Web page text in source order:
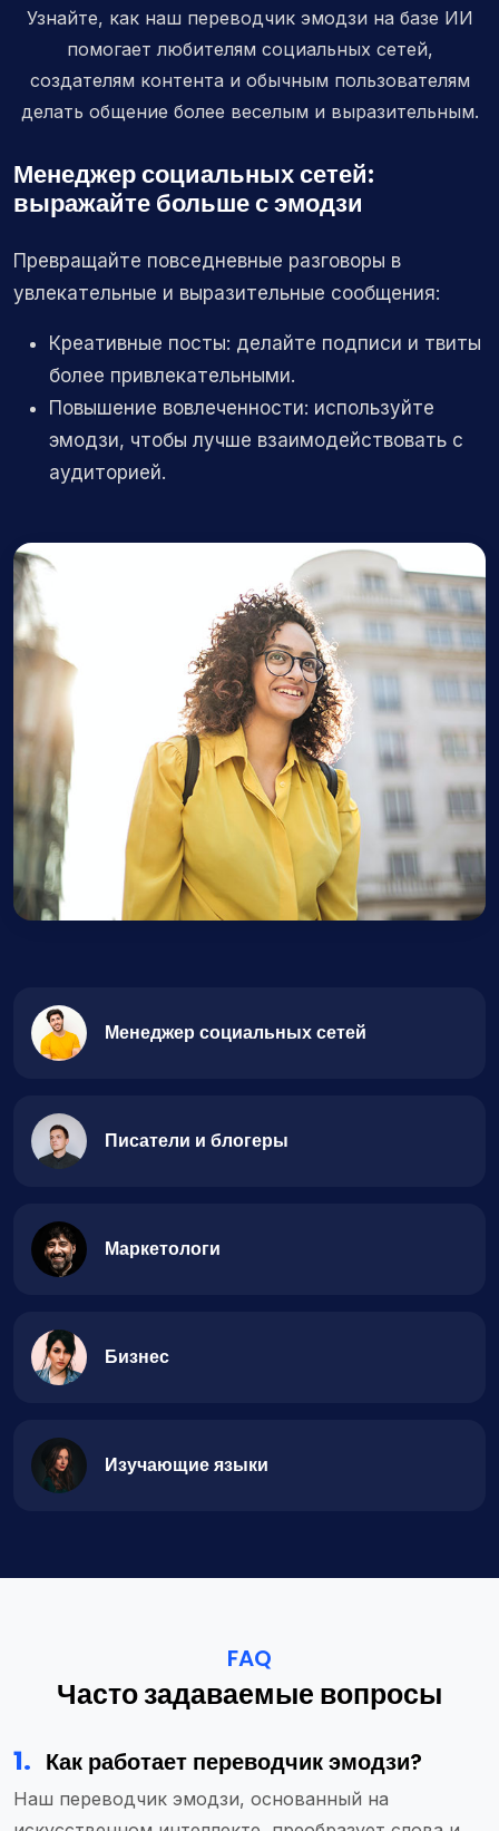
Узнайте, как наш переводчик эмодзи на базе ИИ
помогает любителям социальных сетей,
создателям контента и обычным пользователям
делать общение более веселым и выразительным.
Менеджер социальных сетей:
выражайте больше с эмодзи
Превращайте повседневные разговоры в
увлекательные и выразительные сообщения:
Креативные посты: делайте подписи и твиты
более привлекательными.
Повышение вовлеченности: используйте
эмодзи, чтобы лучше взаимодействовать с
аудиторией.
Менеджер социальных сетей
Писатели и блогеры
Маркетологи
Бизнес
Изучающие языки
FAQ
Часто задаваемые вопросы
1. Как работает переводчик эмодзи?
Наш переводчик эмодзи, основанный на